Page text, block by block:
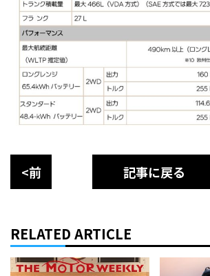
<前 記事に戻る
RELATED ARTICLE